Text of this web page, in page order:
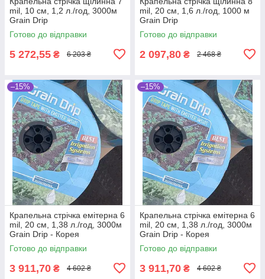
mil, 10 см, 1,2 л./год, 3000м
Grain Drip
Готово до відправки
5 272,55 ₴ 6 203 ₴
mil, 20 см, 1,6 л./год, 1000 м
Grain Drip
Готово до відправки
2 097,80 ₴ 2 468 ₴
–15%
Крапельна стрічка емітерна 6
mil, 20 см, 1,38 л./год, 3000м
Grain Drip - Корея
Готово до відправки
3 911,70 ₴ 4 602 ₴
–15%
Крапельна стрічка емітерна 6
mil, 20 см, 1,38 л./год, 3000м
Grain Drip - Корея
Готово до відправки
3 911,70 ₴ 4 602 ₴